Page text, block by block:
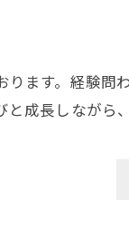
ます。経験
成長しながら